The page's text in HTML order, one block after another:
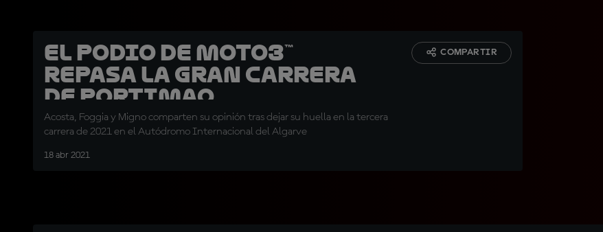
El podio de Moto3™
repasa la gran carrera
de Portimao
Acosta, Foggia y Migno comparten su opinión tras dejar su huella en la tercera
carrera de 2021 en el Autódromo Internacional del Algarve
18 abr 2021
COMPARTIR